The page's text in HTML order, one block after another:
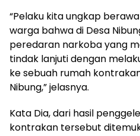
“Pelaku kita ungkap
warga bahwa di Desa
peredaran narkoba yang
tindak lanjuti dengan
ke sebuah rumah
Nibung,” jelasnya.
Kata Dia, dari hasil
kontrakan tersebut